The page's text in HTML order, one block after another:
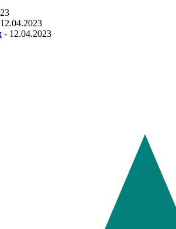
- 12.04.2023